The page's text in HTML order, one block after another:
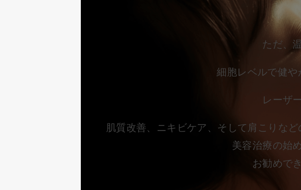
ただ、
細胞レベルで健や
レーザ
肌質改善、ニキビケア、そして肩こりな
美容治療の始
お勧めで